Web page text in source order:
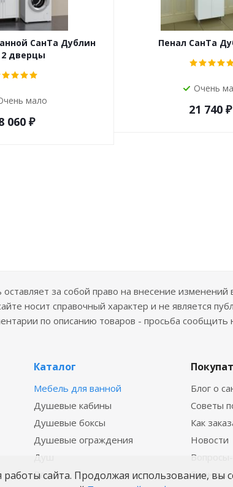
СанТа Дублин
2 дверцы
мало
060 ₽
Пенал СанТа
Очень
21 740 ₽
за собой право на внесение изменений
носит справочный характер и не является
по описанию товаров - просьба сообщить
Каталог
Мебель для ванной
Душевые кабины
Душевые боксы
Душевые ограждения
Душ
Ванны
Блог о
Советы
Как
Новости
Вопросы-
Бренды
сайта. Продолжая использование, вы